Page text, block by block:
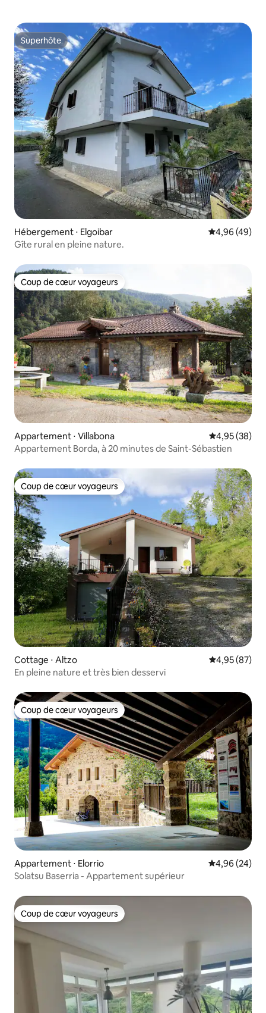
Superhôte
Superhôte
Hébergement ⋅ Elgoibar Évaluation
4,96 (49)
Gîte rural en pleine nature.
Coup de cœur voyageurs
Coup de cœur voyageurs
Appartement ⋅ Villabona Évaluation
4,95 (38)
Appartement Borda, à 20 minutes de Saint-Sébastien
Coup de cœur voyageurs
Coup de cœur voyageurs
Cottage ⋅ Altzo Évaluation
4,95 (87)
En pleine nature et très bien desservi
Coup de cœur voyageurs
Coup de cœur voyageurs
Appartement ⋅ Elorrio Évaluation
4,96 (24)
Solatsu Baserria - Appartement supérieur
Coup de cœur voyageurs
Coup de cœur voyageurs